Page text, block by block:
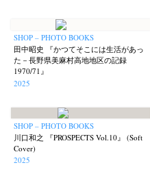
SHOP – PHOTO BOOKS
田中昭史 『かつてそこには生活があっ
た－長野県美麻村高地地区の記録
1970/71』
2025
SHOP – PHOTO BOOKS
川口和之 『PROSPECTS Vol.10』 (Soft
Cover)
2025